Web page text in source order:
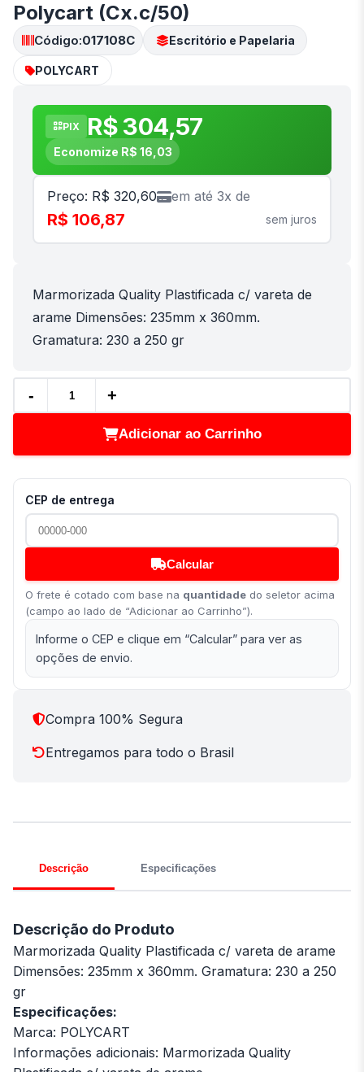
Polycart (Cx.c/50)
Código:017108C Escritório e Papelaria
POLYCART
PIX R$ 304,57
Economize R$ 16,03
Preço: R$ 320,60 em até 3x de
R$ 106,87 sem juros
Marmorizada Quality Plastificada c/ vareta de
arame Dimensões: 235mm x 360mm.
Gramatura: 230 a 250 gr
- +
Adicionar ao Carrinho
CEP de entrega
Calcular
O frete é cotado com base na quantidade do seletor acima
(campo ao lado de “Adicionar ao Carrinho”).
Informe o CEP e clique em “Calcular” para ver as
opções de envio.
Compra 100% Segura
Entregamos para todo o Brasil
Descrição Especificações
Descrição do Produto
Marmorizada Quality Plastificada c/ vareta de arame
Dimensões: 235mm x 360mm. Gramatura: 230 a 250
gr
Especificações:
Marca: POLYCART
Informações adicionais: Marmorizada Quality